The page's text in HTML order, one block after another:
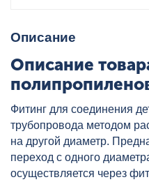
Описание
Описание
ВН/НР 63x40
артикул:
Фитинг для соединения
трубопровода методом
на другой диаметр.
переход с одного
осуществляется через